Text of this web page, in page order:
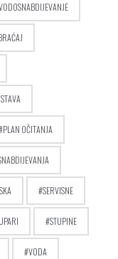
PLAN OČITANJA
SERVISNE
STUPINE
VODA